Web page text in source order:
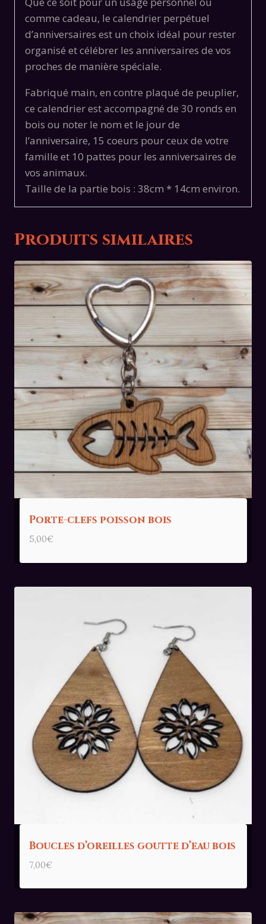
comme cadeau, le calendrier perpétuel
d’anniversaires est un choix idéal pour rester
organisé et célébrer les anniversaires de vos
proches de manière spéciale.
Fabriqué main, en contre plaqué de peuplier,
ce calendrier est accompagné de 30 ronds en
bois ou noter le nom et le jour de
l’anniversaire, 15 coeurs pour ceux de votre
famille et 10 pattes pour les anniversaires de
vos animaux.
Taille de la partie bois : 38cm * 14cm environ.
Produits similaires
Porte-clefs poisson bois
5,00€
Boucles d’oreilles goutte d’eau bois
7,00€